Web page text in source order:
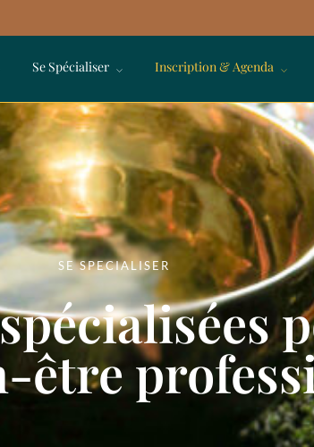
Se Spécialiser Inscription & Agenda
SE SPECIALISER
être